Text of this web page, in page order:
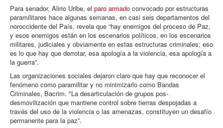
Para senador, Alirio Uribe, el paro armado convocado por estructuras
paramilitares hace algunas semanas, en casi seis departamentos del
noroccidente del País, revela que “hay enemigos del proceso de Paz,
y esos enemigos están en los escenarios políticos, en los escenarios
militares, judiciales y obviamente en estas estructuras criminales; eso
es lo que hay que derrotar, esa apología a la violencia, esa apología a
la guerra”.
Las organizaciones sociales dejaron claro que hay que reconocer el
fenómeno como paramilitar y no minimizarlo como Bandas
Criminales, Bacrim. "La desarticulación de grupos pos-
desmovilización que mantiene control sobre tierras despojadas a
través del uso de la violencia o las amenazas, constituyen un desafío
permanente para la paz”.